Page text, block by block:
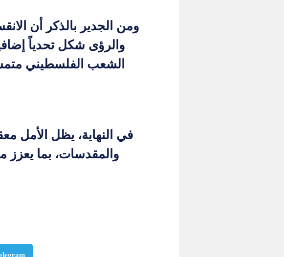
ومن الجدير بالذكر أن
والرؤى شكل تحدياً
الشعب الفلسطيني
في النهاية، يظل الأمل
والمقدسات، بما